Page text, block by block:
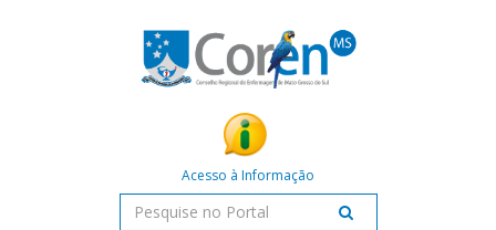
Acesso à Informação